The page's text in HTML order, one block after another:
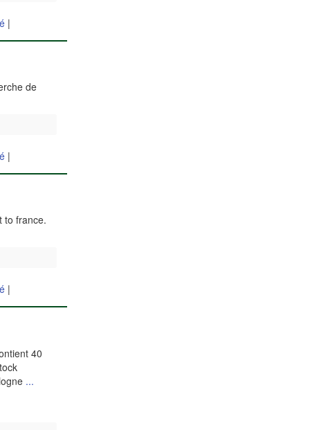
|
de
|
to france.
|
40
...